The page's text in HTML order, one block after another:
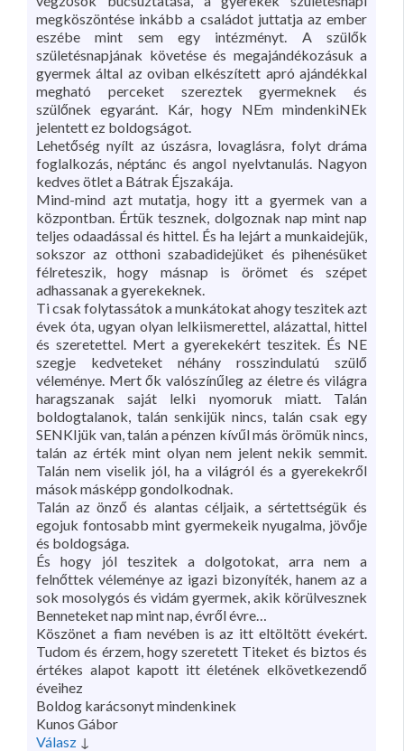
megköszöntése inkább a családot juttatja az ember
eszébe mint sem egy intézményt. A szülők
születésnapjának követése és megajándékozásuk a
gyermek által az oviban elkészített apró ajándékkal
megható perceket szereztek gyermeknek és
szülőnek egyaránt. Kár, hogy NEm mindenkiNEk
jelentett ez boldogságot.
Lehetőség nyílt az úszásra, lovaglásra, folyt dráma
foglalkozás, néptánc és angol nyelvtanulás. Nagyon
kedves ötlet a Bátrak Éjszakája.
Mind-mind azt mutatja, hogy itt a gyermek van a
központban. Értük tesznek, dolgoznak nap mint nap
teljes odaadással és hittel. És ha lejárt a munkaidejük,
sokszor az otthoni szabadidejüket és pihenésüket
félreteszik, hogy másnap is örömet és szépet
adhassanak a gyerekeknek.
Ti csak folytassátok a munkátokat ahogy teszitek azt
évek óta, ugyan olyan lelkiismerettel, alázattal, hittel
és szeretettel. Mert a gyerekekért teszitek. És NE
szegje kedveteket néhány rosszindulatú szülő
véleménye. Mert ők valószínűleg az életre és világra
haragszanak saját lelki nyomoruk miatt. Talán
boldogtalanok, talán senkijük nincs, talán csak egy
SENKIjük van, talán a pénzen kívűl más örömük nincs,
talán az érték mint olyan nem jelent nekik semmit.
Talán nem viselik jól, ha a világról és a gyerekekről
mások másképp gondolkodnak.
Talán az önző és alantas céljaik, a sértettségük és
egojuk fontosabb mint gyermekeik nyugalma, jövője
és boldogsága.
És hogy jól teszitek a dolgotokat, arra nem a
felnőttek véleménye az igazi bizonyíték, hanem az a
sok mosolygós és vidám gyermek, akik körülvesznek
Benneteket nap mint nap, évről évre…
Köszönet a fiam nevében is az itt eltöltött évekért.
Tudom és érzem, hogy szeretett Titeket és biztos és
értékes alapot kapott itt életének elkövetkezendő
éveihez
Boldog karácsonyt mindenkinek
Kunos Gábor
Válasz ↓